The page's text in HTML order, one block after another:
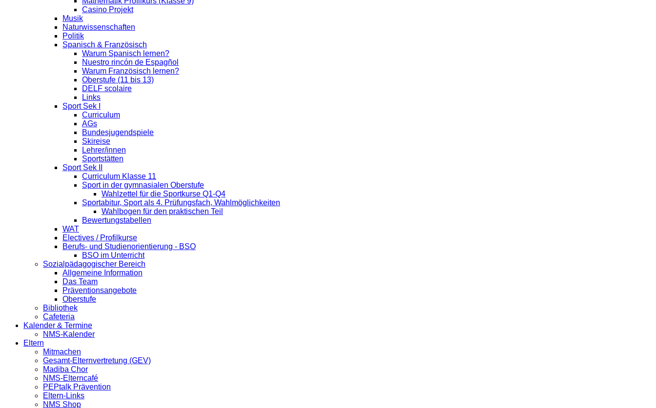
Casino Projekt
Musik
Naturwissenschaften
Politik
Spanisch & Französisch
Warum Spanisch lernen?
Nuestro rincón de Espagñol
Warum Französisch lernen?
Oberstufe (11 bis 13)
DELF scolaire
Links
Sport Sek I
Curriculum
AGs
Bundesjugendspiele
Skireise
Lehrer/innen
Sportstätten
Sport Sek II
Curriculum Klasse 11
Sport in der gymnasialen Oberstufe
Wahlzettel für die Sportkurse Q1-Q4
Sportabitur, Sport als 4. Prüfungsfach, Wahlmöglichkeiten
Wahlbogen für den praktischen Teil
Bewertungstabellen
WAT
Electives / Profilkurse
Berufs- und Studienorientierung - BSO
BSO im Unterricht
Sozialpädagogischer Bereich
Allgemeine Information
Das Team
Präventionsangebote
Oberstufe
Bibliothek
Cafeteria
Kalender & Termine
NMS-Kalender
Eltern
Mitmachen
Gesamt-Elternvertretung (GEV)
Madiba Chor
NMS-Elterncafé
PEPtalk Prävention
Eltern-Links
NMS Shop